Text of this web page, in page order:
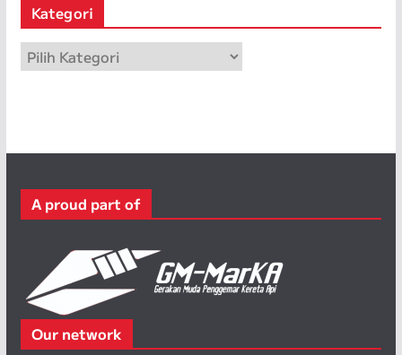
p
Kategori
a
r
A proud part of
Our network